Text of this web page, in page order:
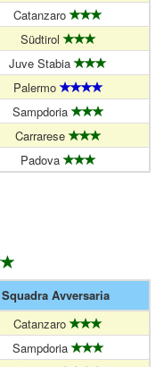
Catanzaro
Südtirol
Juve Stabia
Palermo
Sampdoria
Carrarese
Padova
Squadra Avversaria
Catanzaro
Sampdoria